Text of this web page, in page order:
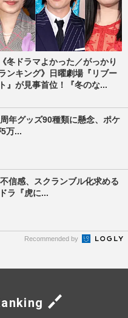
《冬ドラマよかった／がっかり
ンキング》日曜劇場『リブー
ト』が見事首位！『冬のな...
年グッズ90種類に懸念、ポケ
万...
信感、スクランブル化求める
ラ『虎に...
Recommended by